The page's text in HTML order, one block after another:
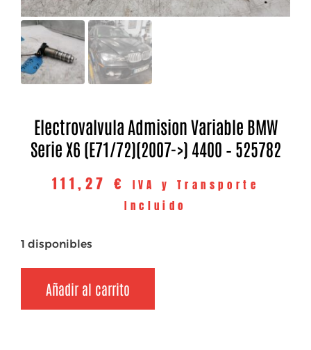
Electrovalvula Admision Variable BMW
Serie X6 (E71/72)(2007->) 4400 – 525782
111,27 €
IVA y Transporte
Incluido
1 disponibles
Añadir al carrito